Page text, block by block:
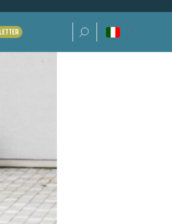
Ricerca per: